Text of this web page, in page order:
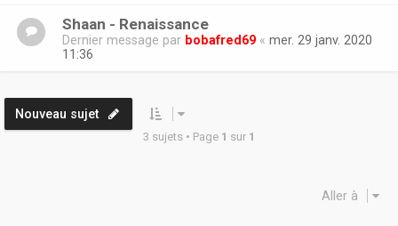
Shaan - Renaissance
Dernier message par bobafred69 « mer. 29 janv. 2020
11:36
Nouveau sujet
3 sujets • Page 1 sur 1
Aller à